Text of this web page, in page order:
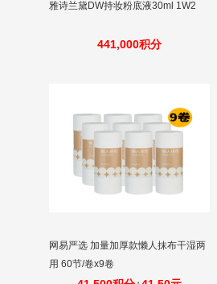
雅诗兰黛DW持妆粉底液30ml 1W2
441,000积分
网易严选 加量加厚款懒人抹布干湿两
用 60节/卷x9卷